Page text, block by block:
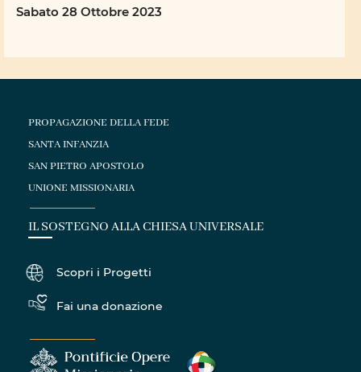
Sabato 28 Ottobre 2023
PROPAGAZIONE DELLA FEDE
SANTA INFANZIA
SAN PIETRO APOSTOLO
UNIONE MISSIONARIA
IL SOSTEGNO ALLA CHIESA UNIVERSALE
Scopri i Progetti
Fai una donazione